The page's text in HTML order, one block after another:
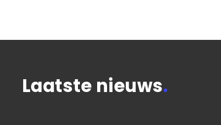
Laatste nieuws.